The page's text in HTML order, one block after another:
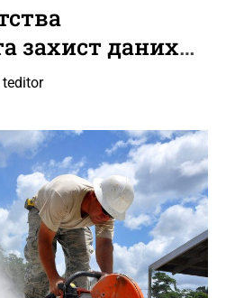
захист даних
teditor